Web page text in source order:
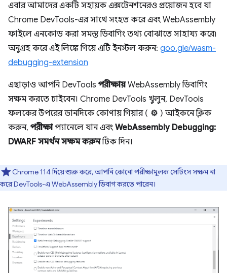
এবার আমাদের একটি সহায়ক এক্সটেনশনেরও প্রয়োজন হবে যা
Chrome DevTools-এর সাথে সংহত করে এবং WebAssembly
ফাইলে এনকোড করা সমস্ত ডিবাগিং তথ্য বোঝাতে সাহায্য করে৷
অনুগ্রহ করে এই লিঙ্কে গিয়ে এটি ইনস্টল করুন: goo.gle/wasm-
debugging-extension
এছাড়াও আপনি DevTools পরীক্ষায়WebAssembly ডিবাগিং
সক্ষম করতে চাইবেন। Chrome DevTools খুলুন, DevTools
ফলকের উপরের ডানদিকে কোণায় গিয়ার ( ⚙ ) আইকনে ক্লিক
করুন, পরীক্ষাপ্যানেলে যান এবং WebAssembly Debugging:
DWARF সমর্থন সক্ষম করুনটিক দিন।
Chrome 114 দিয়ে শুরু করে, আপনি কোনো পরীক্ষামূলক সেটিংস সক্ষম না
করে DevTools-এ WebAssembly ডিবাগ করতে পারেন।